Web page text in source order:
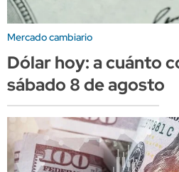
Mercado cambiario
Dólar hoy: a cuánto
sábado 8 de agosto